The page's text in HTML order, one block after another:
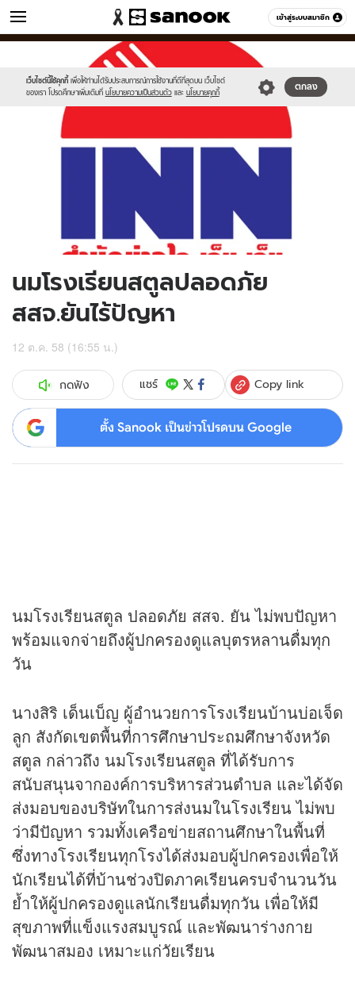
เข้าสู่ระบบสมาชิก
ข่าว หมวดอื่นๆ
เว็บไซต์นี้ใช้คุกกี้ เพื่อให้ท่านได้รับประสบการณ์การใช้งานที่ดีที่สุดบน เว็บไซต์
ของเรา โปรดศึกษาเพิ่มเติมที่ นโยบายความเป็นส่วนตัว และ นโยบายคุกกี้
ตกลง
//s.isanook.com/sr/0/images/logo-
sanook.png
//s.isanook.com/ns/0/ud/376/1881290/651914-
นมโรงเรียนสตูลปลอดภัย
สสจ.ยันไร้ปัญหา
12 ต.ค. 58 (16:55 น.)
กดฟัง แชร์ Copy link
ตั้ง Sanook เป็นข่าวโปรดบน Google
นมโรงเรียนสตูล ปลอดภัย สสจ. ยัน ไม่พบปัญหา
พร้อมแจกจ่ายถึงผู้ปกครองดูแลบุตรหลานดื่มทุก
วัน
นางสิริ เด็นเบ็ญ ผู้อำนวยการโรงเรียนบ้านบ่อเจ็ด
ลูก สังกัดเขตพื้นที่การศึกษาประถมศึกษาจังหวัด
สตูล กล่าวถึง นมโรงเรียนสตูล ที่ได้รับการ
สนับสนุนจากองค์การบริหารส่วนตำบล และได้จัด
ส่งมอบของบริษัทในการส่งนมในโรงเรียน ไม่พบ
ว่ามีปัญหา รวมทั้งเครือข่ายสถานศึกษาในพื้นที่
ซึ่งทางโรงเรียนทุกโรงได้ส่งมอบผู้ปกครองเพื่อให้
นักเรียนได้ที่บ้านช่วงปิดภาคเรียนครบจำนวนวัน
ย้ำให้ผู้ปกครองดูแลนักเรียนดื่มทุกวัน เพื่อให้มี
สุขภาพที่แข็งแรงสมบูรณ์ และพัฒนาร่างกาย
พัฒนาสมอง เหมาะแก่วัยเรียน